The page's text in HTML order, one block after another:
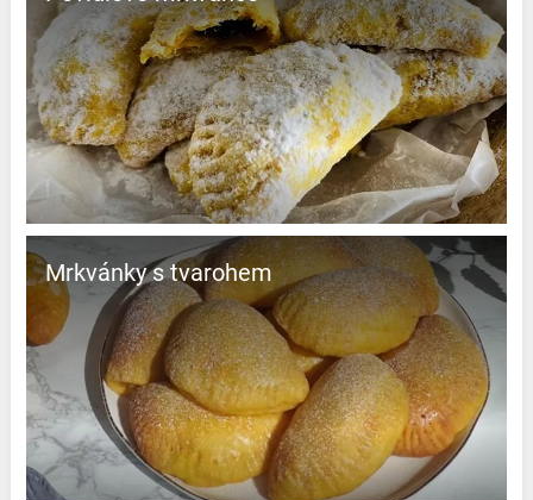
Mrkvánky s tvarohem